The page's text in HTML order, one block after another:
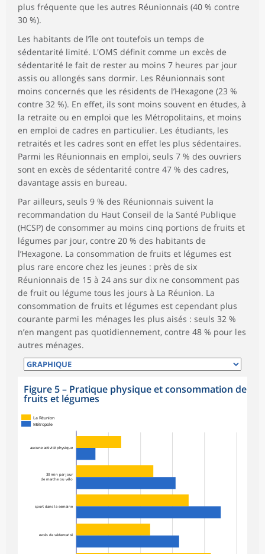
plus fréquente que les autres Réunionnais (40 % contre
30 %).
Les habitants de l’île ont toutefois un temps de
sédentarité limité. L'OMS définit comme un excès de
sédentarité le fait de rester au moins 7 heures par jour
assis ou allongés sans dormir. Les Réunionnais sont
moins concernés que les résidents de l’Hexagone (23 %
contre 32 %). En effet, ils sont moins souvent en études, à
la retraite ou en emploi que les Métropolitains, et moins
en emploi de cadres en particulier. Les étudiants, les
retraités et les cadres sont en effet les plus sédentaires.
Parmi les Réunionnais en emploi, seuls 7 % des ouvriers
sont en excès de sédentarité contre 47 % des cadres,
davantage assis en bureau.
Par ailleurs, seuls 9 % des Réunionnais suivent la
recommandation du Haut Conseil de la Santé Publique
(HCSP) de consommer au moins cinq portions de fruits et
légumes par jour, contre 20 % des habitants de
l’Hexagone. La consommation de fruits et légumes est
plus rare encore chez les jeunes : près de six
Réunionnais de 15 à 24 ans sur dix ne consomment pas
de fruit ou légume tous les jours à La Réunion. La
consommation de fruits et légumes est cependant plus
courante parmi les ménages les plus aisés : seuls 32 %
n’en mangent pas quotidiennement, contre 48 % pour les
autres ménages.
Figure 5– Pratique physique et consommation de
fruits et légumes
aucune activité physique
30 min par jour
de marche ou vélo
sport dans la semaine
excès de sédentarité
La Réunion
Métropole